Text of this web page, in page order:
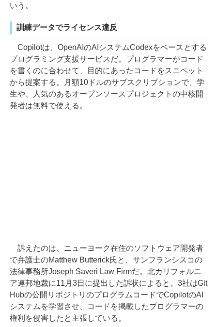
いう。
訓練データでライセンス違反
Copilotは、OpenAIのAIシステムCodexをベースとする
プログラミング支援サービスだ。プログラマーがコード
を書くのに合わせて、目的にあったコードをスニペット
から提案する。月額10ドルのサブスクリプションで、学
生や、人気のあるオープンソースプロジェクトの中核開
発者は無料で使える。
訴えたのは、ニューヨーク在住のソフトウェア開発者
で弁護士のMatthew Butterick氏と、サンフランシスコの
法律事務所Joseph Saveri Law Firmだ。北カリフォルニ
ア連邦地裁に11月3日に提出した訴状によると、3社はGit
Hubの公開リポジトリのプログラムコードでCopilotのAI
システムを学習させ、コードを掲載したプログラマーの
権利を侵害したと主張している。